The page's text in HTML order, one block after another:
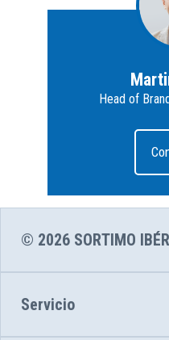
Head of
© 2026 SORTIMO
Servicio